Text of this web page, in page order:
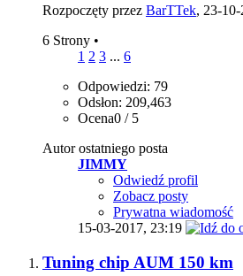
Rozpoczęty przez BarTTek, 23-
6 Strony •
1 2 3 ... 6
Odpowiedzi: 79
Odsłon: 209,463
Ocena0 / 5
Autor ostatniego posta
JIMMY
Odwiedź profil
Zobacz posty
Prywatna wiadomość
15-03-2017, 23:19
Tuning chip AUM 150 km